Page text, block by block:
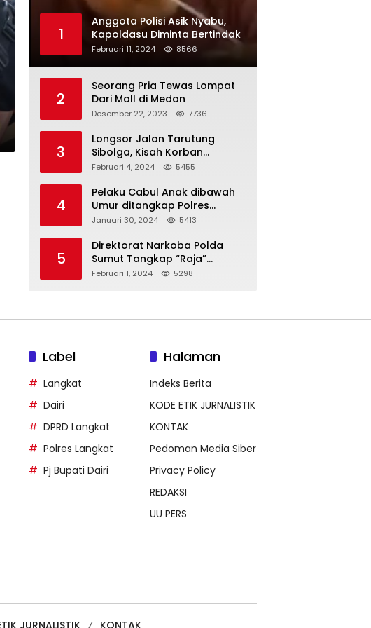
1
Anggota Polisi Asik Nyabu,
Kapoldasu Diminta Bertindak
Februari 11, 2024 8566
2
Seorang Pria Tewas Lompat
Dari Mall di Medan
Desember 22, 2023 7736
3
Longsor Jalan Tarutung
Sibolga, Kisah Korban
Selamat
Februari 4, 2024 5455
4
Pelaku Cabul Anak dibawah
Umur ditangkap Polres
Langkat
Januari 30, 2024 5413
5
Direktorat Narkoba Polda
Sumut Tangkap “Raja”
Narkoba
Februari 1, 2024 5298
Label
Langkat
Dairi
DPRD Langkat
Polres Langkat
Pj Bupati Dairi
Halaman
Indeks Berita
KODE ETIK JURNALISTIK
KONTAK
Pedoman Media Siber
Privacy Policy
REDAKSI
UU PERS